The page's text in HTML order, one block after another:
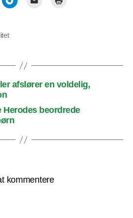
afslører en voldelig,
Herodes beordrede
kommentere